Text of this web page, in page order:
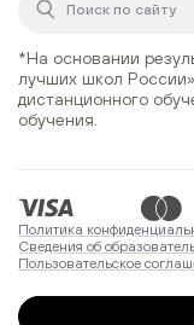
*На основании
лучших школ
дистанционного
обучения.
Политика
Сведения об
Пользовательское